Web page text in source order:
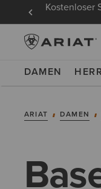
Kostenloser
DAMEN
ARIAT DAMEN